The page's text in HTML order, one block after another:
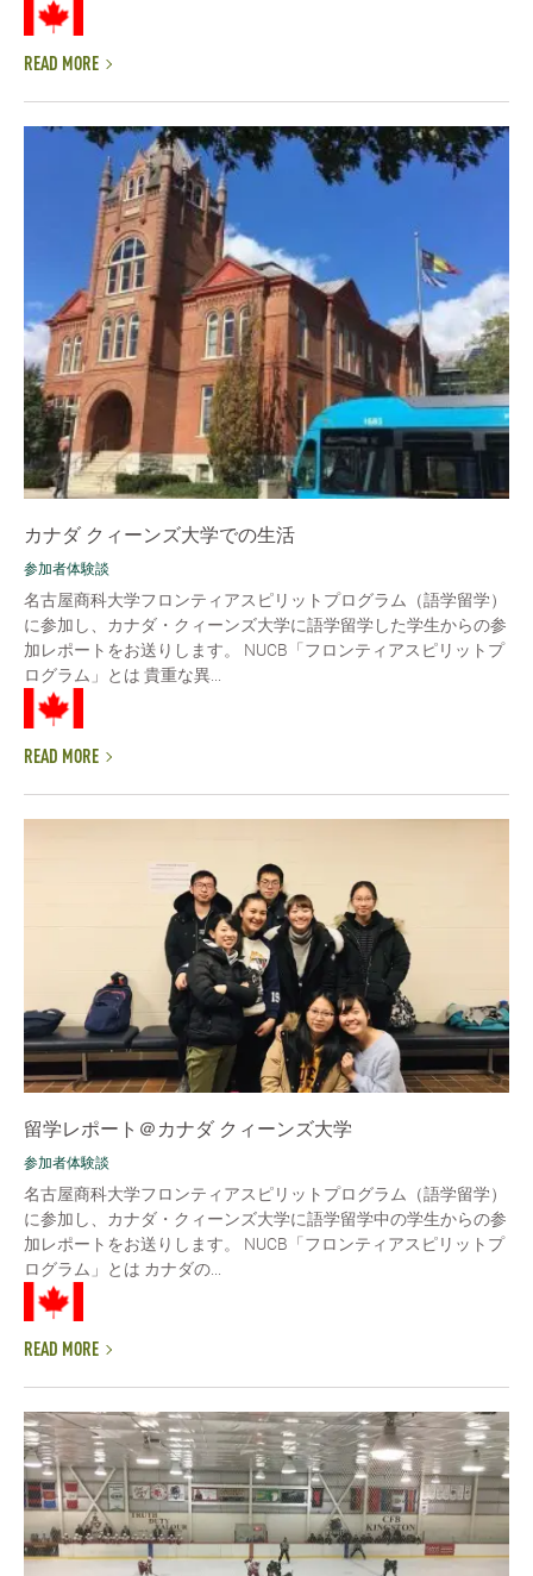
READ MORE
カナダ クィーンズ大学での生活
参加者体験談
名古屋商科大学フロンティアスピリットプログラム（語学留学）
に参加し、カナダ・クィーンズ大学に語学留学した学生からの参
加レポートをお送りします。 NUCB「フロンティアスピリットプ
ログラム」とは 貴重な異...
READ MORE
留学レポート＠カナダ クィーンズ大学
参加者体験談
名古屋商科大学フロンティアスピリットプログラム（語学留学）
に参加し、カナダ・クィーンズ大学に語学留学中の学生からの参
加レポートをお送りします。 NUCB「フロンティアスピリットプ
ログラム」とは カナダの...
READ MORE